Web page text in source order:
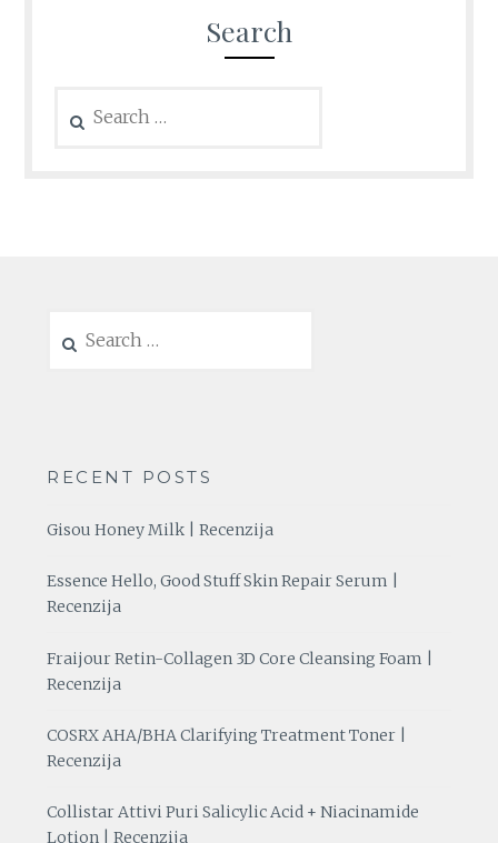
Search
for:
for:
RECENT POSTS
Gisou Honey Milk | Recenzija
Essence Hello, Good Stuff Skin Repair Serum |
Recenzija
Fraijour Retin-Collagen 3D Core Cleansing Foam |
Recenzija
COSRX AHA/BHA Clarifying Treatment Toner |
Recenzija
Collistar Attivi Puri Salicylic Acid + Niacinamide
Lotion | Recenzija